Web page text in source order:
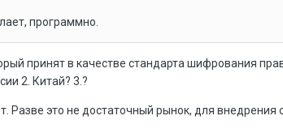
программно.
принят в качестве стандарта шифрования
2. Китай? 3.?
Разве это не достаточный рынок, для внедрения